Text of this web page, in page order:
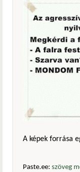
A képek forrása
Paste.ee: szöveg